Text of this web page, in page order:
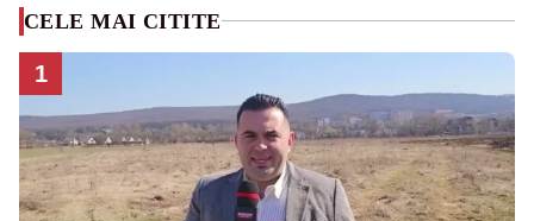
CELE MAI CITITE
1